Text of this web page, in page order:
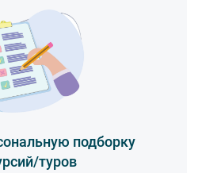
подборку
туров